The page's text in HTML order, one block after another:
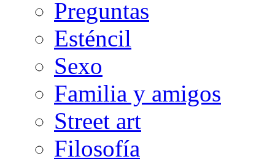
Preguntas
Esténcil
Sexo
Familia y amigos
Street art
Filosofía